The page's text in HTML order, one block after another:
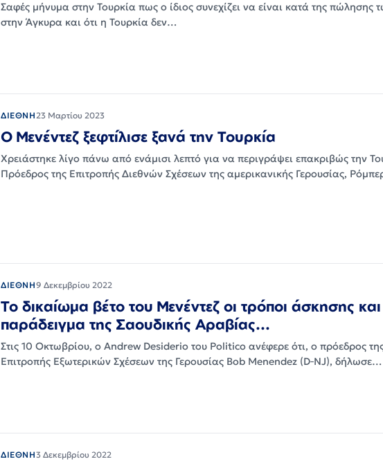
Σαφές μήνυμα στην Τουρκία πως ο ίδιος συνεχίζει να είναι κατά της πώλησης
στην Άγκυρα και ότι η Τουρκία δεν…
ΔΙΕΘΝΗ23 Μαρτίου 2023
Ο Μενέντεζ ξεφτίλισε ξανά την Τουρκία
Χρειάστηκε λίγο πάνω από ενάμισι λεπτό για να περιγράψει επακριβώς την
Πρόεδρος της Επιτροπής Διεθνών Σχέσεων της αμερικανικής Γερουσίας,
ΔΙΕΘΝΗ9 Δεκεμβρίου 2022
Το δικαίωμα βέτο του Μενέντεζ οι τρόποι άσκησης
παράδειγμα της Σαουδικής Αραβίας...
Στις 10 Οκτωβρίου, ο Andrew Desiderio του Politico ανέφερε ότι, ο πρόεδρος
Επιτροπής Εξωτερικών Σχέσεων της Γερουσίας Bob Menendez (D‑NJ), δήλωσε…
ΔΙΕΘΝΗ3 Δεκεμβρίου 2022